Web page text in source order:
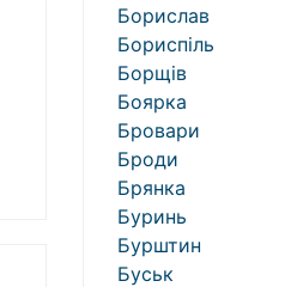
Борислав
Бориспіль
Борщів
Боярка
Бровари
Броди
Брянка
Буринь
Бурштин
Буськ